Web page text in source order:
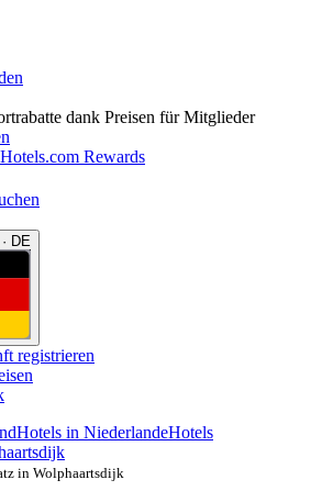
dank Preisen für Mitglieder
Rewards
DE
registrieren
Hotels in NiederlandeHotels
in Wolphaartsdijk